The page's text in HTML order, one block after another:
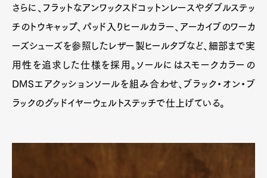
さらに、フラットなアンワックスドコットンレースやダブルステッ
チのトウキャップ、パッド入りヒールカラー、アーカイブのワーカ
ーズシューズを参照したレザー製ヒールタブなど、細部まで実
用性を追求した仕様を採用。ソールにはスモークカラーの
DMSエアクッションソールを組み合わせ、ブラック・オン・ブ
ラックのグッドイヤーウェルトステッチで仕上げている。